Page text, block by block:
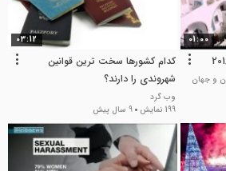
01:00
و جهان
03:12
کدام کشورها سخت ترین قوانین
شهروندی را دارند؟
وب گرد
199 نمایش
9 سال پیش